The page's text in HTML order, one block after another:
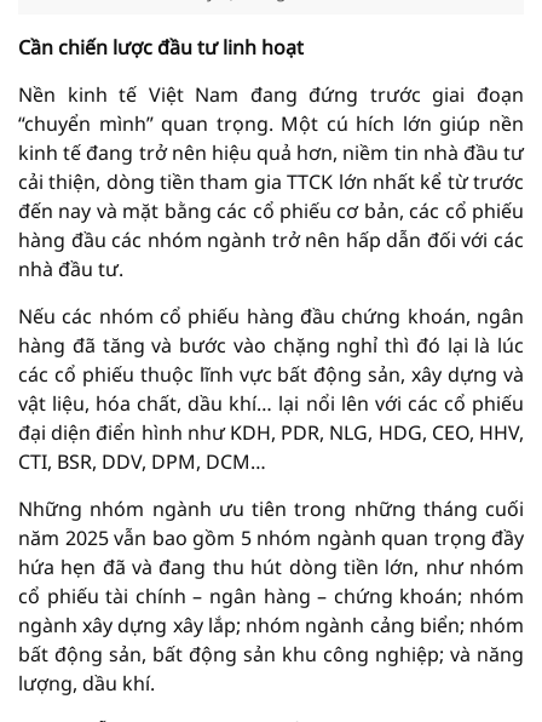
Cần chiến lược đầu tư linh hoạt
Nền kinh tế Việt Nam đang đứng trước giai đoạn
“chuyển mình” quan trọng. Một cú hích lớn giúp nền
kinh tế đang trở nên hiệu quả hơn, niềm tin nhà đầu tư
cải thiện, dòng tiền tham gia TTCK lớn nhất kể từ trước
đến nay và mặt bằng các cổ phiếu cơ bản, các cổ phiếu
hàng đầu các nhóm ngành trở nên hấp dẫn đối với các
nhà đầu tư.
Nếu các nhóm cổ phiếu hàng đầu chứng khoán, ngân
hàng đã tăng và bước vào chặng nghỉ thì đó lại là lúc
các cổ phiếu thuộc lĩnh vực bất động sản, xây dựng và
vật liệu, hóa chất, dầu khí… lại nổi lên với các cổ phiếu
đại diện điển hình như KDH, PDR, NLG, HDG, CEO, HHV,
CTI, BSR, DDV, DPM, DCM…
Những nhóm ngành ưu tiên trong những tháng cuối
năm 2025 vẫn bao gồm 5 nhóm ngành quan trọng đầy
hứa hẹn đã và đang thu hút dòng tiền lớn, như nhóm
cổ phiếu tài chính – ngân hàng – chứng khoán; nhóm
ngành xây dựng xây lắp; nhóm ngành cảng biển; nhóm
bất động sản, bất động sản khu công nghiệp; và năng
lượng, dầu khí.